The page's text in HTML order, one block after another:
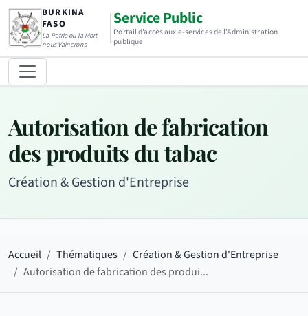
BURKINA
FASO
La Patrie ou la Mort,
nous Vaincrons
Service Public
Portail d’accès aux e-services de l’Administration
publique
Autorisation de fabrication
des produits du tabac
Création & Gestion d'Entreprise
Accueil Thématiques
Création & Gestion d'Entreprise
Autorisation de fabrication des produi...